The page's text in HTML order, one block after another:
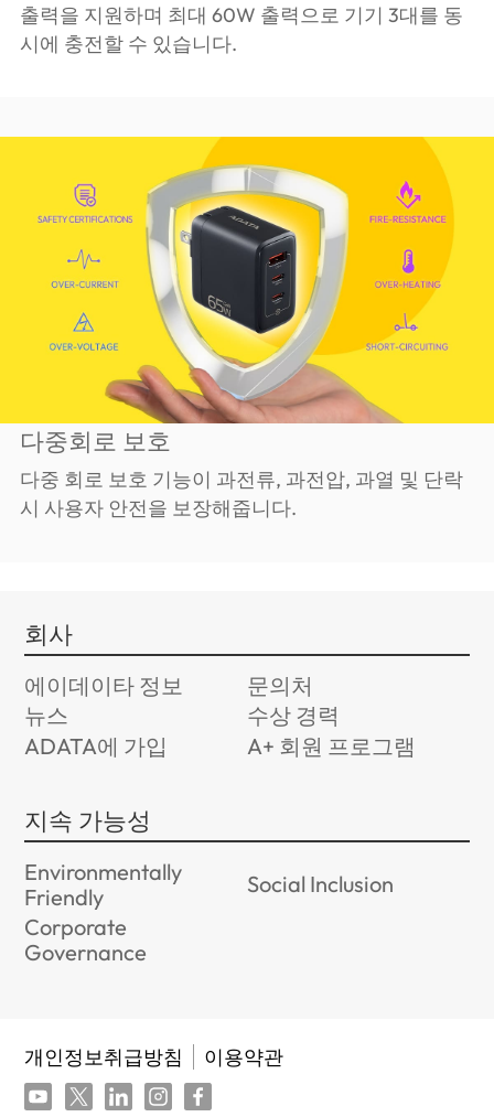
출력을 지원하며 최대 60W 출력으로 기기 3대를 동
시에 충전할 수 있습니다.
다중회로 보호
다중 회로 보호 기능이 과전류, 과전압, 과열 및 단락
시 사용자 안전을 보장해줍니다.
회사
에이데이타 정보
문의처
뉴스
수상 경력
ADATA에 가입
A+ 회원 프로그램
지속 가능성
Environmentally
Friendly
Social Inclusion
Corporate
Governance
개인정보취급방침 이용약관